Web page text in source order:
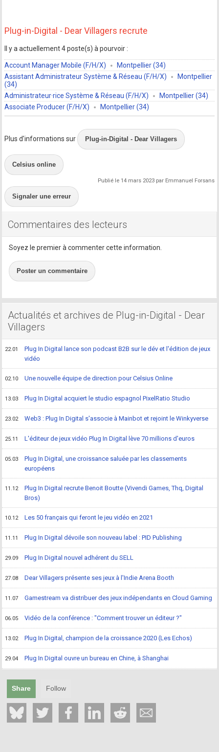
Plug-in-Digital - Dear Villagers recrute
Il y a actuellement 4 poste(s) à pourvoir :
Account Manager Mobile (F/H/X)
Montpellier (34)
Assistant Administrateur Système & Réseau (F/H/X)
Montpellier
(34)
Administrateur·rice Système & Réseau (F/H/X)
Montpellier (34)
Associate Producer (F/H/X)
Montpellier (34)
Plus d'informations sur Plug-in-Digital - Dear Villagers
Celsius online
Publié le 14 mars 2023 par Emmanuel Forsans
Signaler une erreur
Commentaires des lecteurs
Soyez le premier à commenter cette information.
Poster un commentaire
Actualités et archives de Plug-in-Digital - Dear
Villagers
22.01
Plug In Digital lance son podcast B2B sur le dév et l'édition de jeux
vidéo
02.10 Une nouvelle équipe de direction pour Celsius Online
13.03 Plug In Digital acquiert le studio espagnol PixelRatio Studio
23.02 Web3 : Plug In Digital s'associe à Mainbot et rejoint le Winkyverse
25.11 L'éditeur de jeux vidéo Plug In Digital lève 70 millions d'euros
05.03
Plug In Digital, une croissance saluée par les classements
européens
11.12
Plug In Digital recrute Benoit Boutte (Vivendi Games, Thq, Digital
Bros)
10.12 Les 50 français qui feront le jeu vidéo en 2021
11.11 Plug In Digital dévoile son nouveau label : PID Publishing
29.09 Plug In Digital nouvel adhérent du SELL
27.08 Dear Villagers présente ses jeux à l'Indie Arena Booth
11.07 Gamestream va distribuer des jeux indépendants en Cloud Gaming
06.05 Vidéo de la conférence : "Comment trouver un éditeur ?"
13.02 Plug In Digital, champion de la croissance 2020 (Les Echos)
29.04 Plug In Digital ouvre un bureau en Chine, à Shanghai
Share Follow